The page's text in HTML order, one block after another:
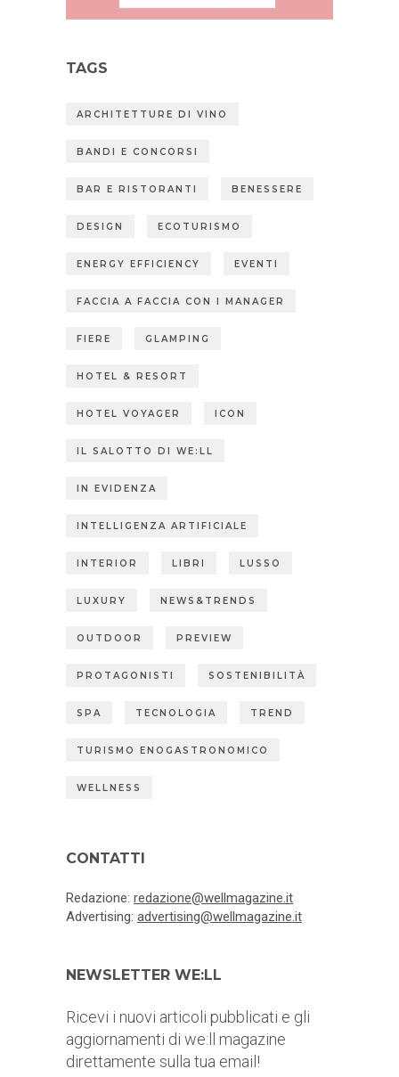
TAGS
ARCHITETTURE DI VINO
BANDI E CONCORSI
BAR E RISTORANTI BENESSERE
DESIGN ECOTURISMO
ENERGY EFFICIENCY EVENTI
FACCIA A FACCIA CON I MANAGER
FIERE GLAMPING
HOTEL & RESORT
HOTEL VOYAGER ICON
IL SALOTTO DI WE:LL
IN EVIDENZA
INTELLIGENZA ARTIFICIALE
INTERIOR LIBRI LUSSO
LUXURY NEWS&TRENDS
OUTDOOR PREVIEW
PROTAGONISTI SOSTENIBILITÀ
SPA TECNOLOGIA TREND
TURISMO ENOGASTRONOMICO
WELLNESS
CONTATTI
Redazione: redazione@wellmagazine.it
Advertising: advertising@wellmagazine.it
NEWSLETTER WE:LL
Ricevi i nuovi articoli pubblicati e gli
aggiornamenti di we:ll magazine
direttamente sulla tua email!